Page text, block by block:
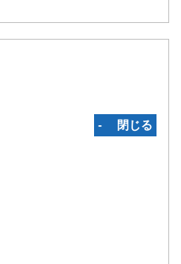
‐ 閉じる